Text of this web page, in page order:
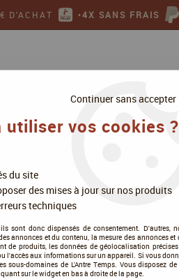
D'ACHAT •4X SANS FRAIS
l'Ombre
Continuer sans accepter
vos cookies ?
du site
des mises à jour sur nos produits
techniques
sont donc dispensés de consentement. D'autres,
annonces et du contenu, la mesure des annonces et
de produits, les données de géolocalisation
l'accès aux informations sur un appareil. Si vous
sous-domaines de L'Antre Temps. Vous disposez
sur le widget en bas à droite de la page.